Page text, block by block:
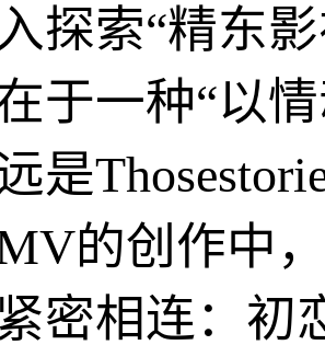
探索“精东
于一种“以
是
的创作中
密相连：初